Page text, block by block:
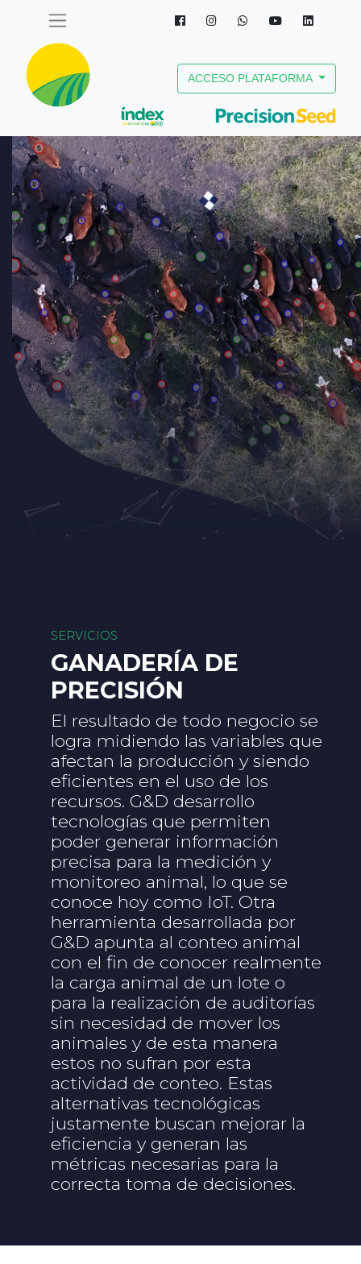
ACCESO PLATAFORMA
SERVICIOS
GANADERÍA DE
PRECISIÓN
El resultado de todo negocio se
logra midiendo las variables que
afectan la producción y siendo
eficientes en el uso de los
recursos. G&D desarrollo
tecnologías que permiten
poder generar información
precisa para la medición y
monitoreo animal, lo que se
conoce hoy como IoT. Otra
herramienta desarrollada por
G&D apunta al conteo animal
con el fin de conocer realmente
la carga animal de un lote o
para la realización de auditorías
sin necesidad de mover los
animales y de esta manera
estos no sufran por esta
actividad de conteo. Estas
alternativas tecnológicas
justamente buscan mejorar la
eficiencia y generan las
métricas necesarias para la
correcta toma de decisiones.